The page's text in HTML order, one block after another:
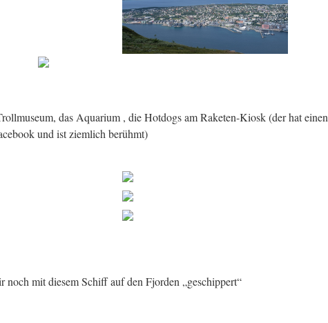
das Aquarium , die Hotdogs am Raketen-Kiosk (der hat einen
und ist ziemlich berühmt)
noch mit diesem Schiff auf den Fjorden „geschippert“